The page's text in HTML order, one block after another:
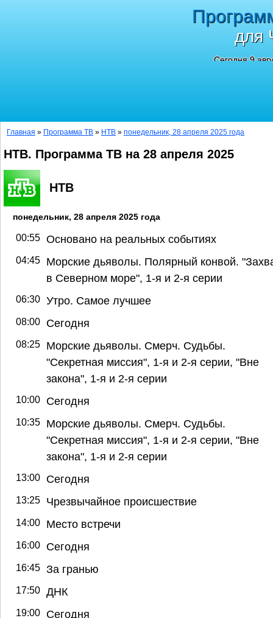
для
Сегодня 9
Главная » Программа ТВ » НТВ » понедельник, 28 апреля 2025 года
НТВ. Программа ТВ на 28 апреля 2025
НТВ
понедельник, 28 апреля 2025 года
00:55 Основано на реальных событиях
04:45
Морские дьяволы. Полярный конвой.
в Северном море", 1-я и 2-я серии
06:30 Утро. Самое лучшее
08:00 Сегодня
08:25
Морские дьяволы. Смерч. Судьбы.
"Секретная миссия", 1-я и 2-я серии, "Вне
закона", 1-я и 2-я серии
10:00 Сегодня
10:35
Морские дьяволы. Смерч. Судьбы.
"Секретная миссия", 1-я и 2-я серии, "Вне
закона", 1-я и 2-я серии
13:00 Сегодня
13:25 Чрезвычайное происшествие
14:00 Место встречи
16:00 Сегодня
16:45 За гранью
17:50 ДНК
19:00 Сегодня